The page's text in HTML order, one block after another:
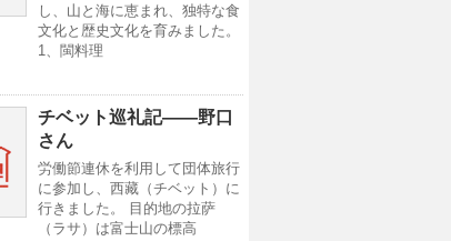
し、山と海に恵まれ、独特な食
文化と歴史文化を育みました。
1、閩料理
チベット巡礼記——野口
さん
労働節連休を利用して団体旅行
に参加し、西藏（チベット）に
行きました。 目的地の拉萨
（ラサ）は富士山の標高